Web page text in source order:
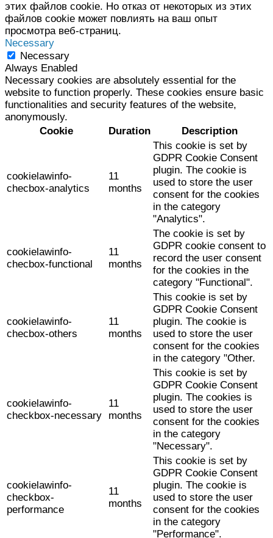
этих файлов cookie. Но отказ от некоторых из этих
файлов cookie может повлиять на ваш опыт
просмотра веб-страниц.
Necessary
Necessary
Always Enabled
Necessary cookies are absolutely essential for the
website to function properly. These cookies ensure basic
functionalities and security features of the website,
anonymously.
Cookie
Duration Description
cookielawinfo-
checbox-analytics
11
months
This cookie is set by
GDPR Cookie Consent
plugin. The cookie is
used to store the user
consent for the cookies
in the category
"Analytics".
cookielawinfo-
checbox-functional
11
months
The cookie is set by
GDPR cookie consent to
record the user consent
for the cookies in the
category "Functional".
cookielawinfo-
checbox-others
11
months
This cookie is set by
GDPR Cookie Consent
plugin. The cookie is
used to store the user
consent for the cookies
in the category "Other.
cookielawinfo-
checkbox-necessary
11
months
This cookie is set by
GDPR Cookie Consent
plugin. The cookies is
used to store the user
consent for the cookies
in the category
"Necessary".
cookielawinfo-
checkbox-
performance
11
months
This cookie is set by
GDPR Cookie Consent
plugin. The cookie is
used to store the user
consent for the cookies
in the category
"Performance".